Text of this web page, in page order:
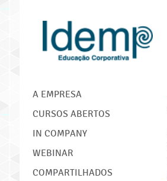
IDEMP
A EMPRESA
CURSOS ABERTOS
IN COMPANY
WEBINAR
COMPARTILHADOS